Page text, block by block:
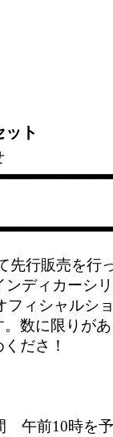
ット
先行販売を行
ンディカーシ
フィシャルシ
数に限りが
ださ！
午前10時を